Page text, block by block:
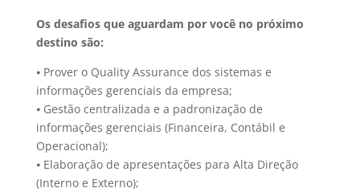
Os desafios que aguardam por você no próximo
destino são:
⦁ Prover o Quality Assurance dos sistemas e
informações gerenciais da empresa;
⦁ Gestão centralizada e a padronização de
informações gerenciais (Financeira, Contábil e
Operacional);
⦁ Elaboração de apresentações para Alta Direção
(Interno e Externo);